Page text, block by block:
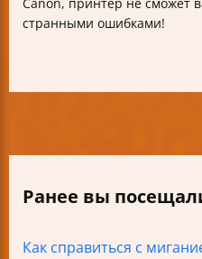
странными ошибками!
Ранее вы
Как справиться с